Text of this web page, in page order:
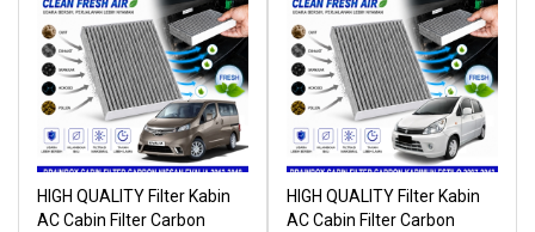
HIGH QUALITY Filter Kabin
AC Cabin Filter Carbon
HIGH QUALITY Filter Kabin
AC Cabin Filter Carbon